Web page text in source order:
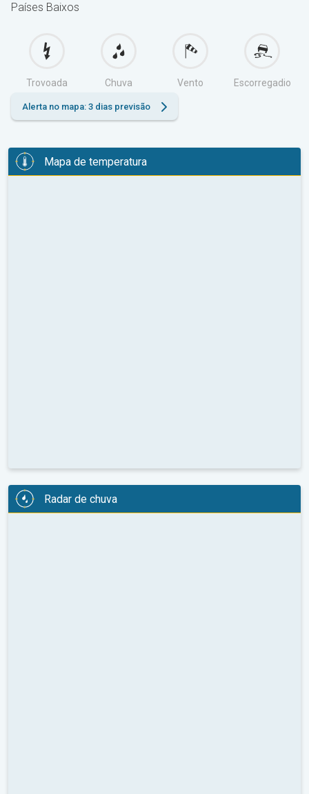
Países Baixos
Trovoada Chuva Vento Escorregadio
Alerta no mapa: 3 dias previsão
Mapa de temperatura
Radar de chuva